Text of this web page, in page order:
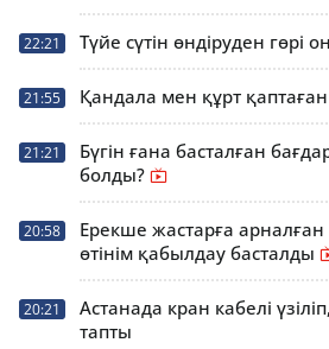
22:21 Түйе сүтін өндіруден гөрі
21:55 Қандала мен құрт
21:21
Бүгін ғана басталған
болды?
20:58
Ерекше жастарға арналған
өтінім қабылдау басталды
20:21
Астанада кран кабелі
тапты